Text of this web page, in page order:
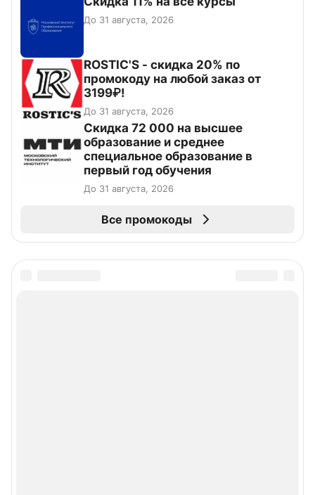
До 31 августа, 2026
ROSTIC'S - скидка 20% по
промокоду на любой заказ от
3199₽!
До 31 августа, 2026
Скидка 72 000 на высшее
образование и среднее
специальное образование в
первый год обучения
До 31 августа, 2026
Все промокоды